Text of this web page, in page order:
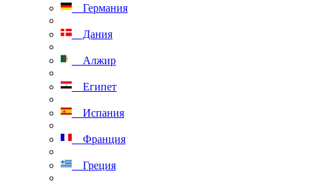
Германия
Дания
Алжир
Египет
Испания
Франция
Греция